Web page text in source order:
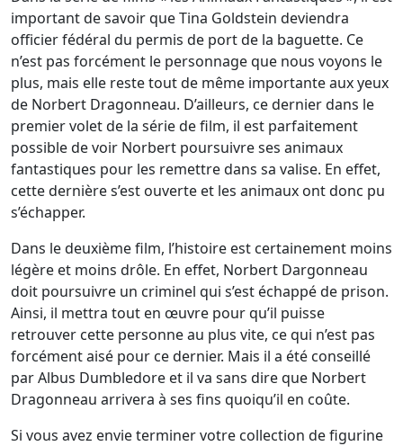
important de savoir que Tina Goldstein deviendra
officier fédéral du permis de port de la baguette. Ce
n’est pas forcément le personnage que nous voyons le
plus, mais elle reste tout de même importante aux yeux
de Norbert Dragonneau. D’ailleurs, ce dernier dans le
premier volet de la série de film, il est parfaitement
possible de voir Norbert poursuivre ses animaux
fantastiques pour les remettre dans sa valise. En effet,
cette dernière s’est ouverte et les animaux ont donc pu
s’échapper.
Dans le deuxième film, l’histoire est certainement moins
légère et moins drôle. En effet, Norbert Dargonneau
doit poursuivre un criminel qui s’est échappé de prison.
Ainsi, il mettra tout en œuvre pour qu’il puisse
retrouver cette personne au plus vite, ce qui n’est pas
forcément aisé pour ce dernier. Mais il a été conseillé
par Albus Dumbledore et il va sans dire que Norbert
Dragonneau arrivera à ses fins quoiqu’il en coûte.
Si vous avez envie terminer votre collection de figurine